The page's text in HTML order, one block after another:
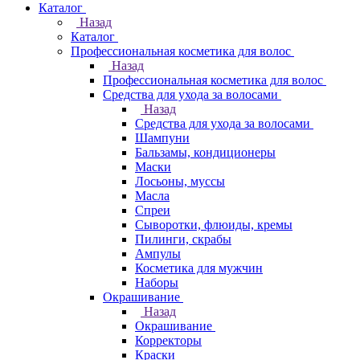
Каталог
Назад
Каталог
Профессиональная косметика для волос
Назад
Профессиональная косметика для волос
Средства для ухода за волосами
Назад
Средства для ухода за волосами
Шампуни
Бальзамы, кондиционеры
Маски
Лосьоны, муссы
Масла
Спреи
Сыворотки, флюиды, кремы
Пилинги, скрабы
Ампулы
Косметика для мужчин
Наборы
Окрашивание
Назад
Окрашивание
Корректоры
Краски